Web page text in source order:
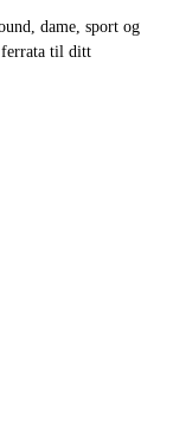
dame, sport og
til ditt